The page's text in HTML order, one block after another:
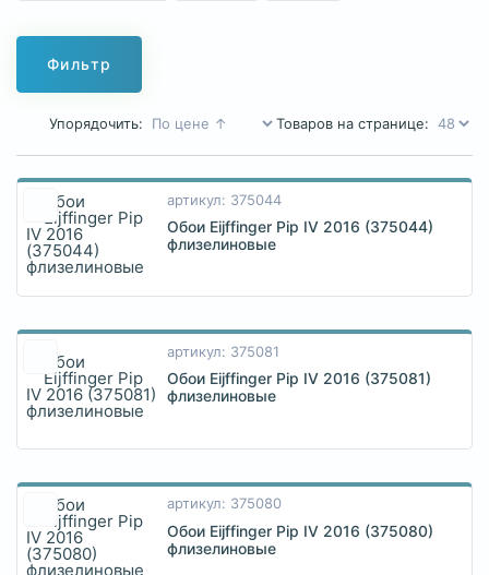
Фильтр
Упорядочить: Товаров на странице:
артикул: 375044
Обои Eijffinger Pip IV 2016 (375044)
флизелиновые
артикул: 375081
Обои Eijffinger Pip IV 2016 (375081)
флизелиновые
артикул: 375080
Обои Eijffinger Pip IV 2016 (375080)
флизелиновые